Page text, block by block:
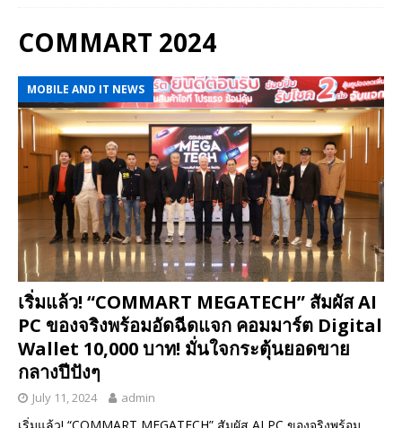
COMMART 2024
MOBILE AND IT NEWS
เริ่มแล้ว! “COMMART MEGATECH” สัมผัส AI
PC ของจริงพร้อมอัดฉีดแจก คอมมาร์ต Digital
Wallet 10,000 บาท! มั่นใจกระตุ้นยอดขาย
กลางปีปังๆ
July 11, 2024 admin